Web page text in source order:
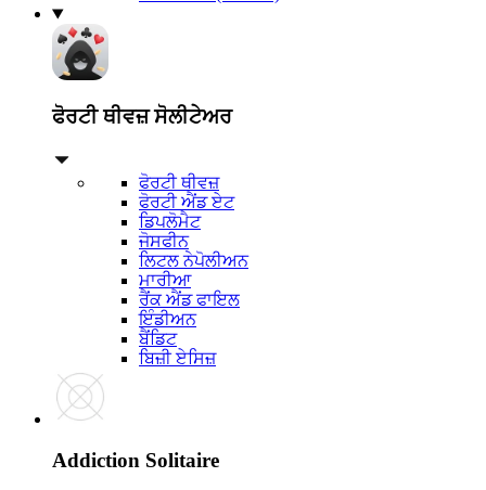
ਫੋਰਟੀ ਥੀਵਜ਼ ਸੋਲੀਟੇਅਰ
ਫੋਰਟੀ ਥੀਵਜ਼
ਫੋਰਟੀ ਐਂਡ ਏਟ
ਡਿਪਲੋਮੈਟ
ਜੋਸਫੀਨ
ਲਿਟਲ ਨੇਪੋਲੀਅਨ
ਮਾਰੀਆ
ਰੈਂਕ ਐਂਡ ਫਾਇਲ
ਇੰਡੀਅਨ
ਬੈਂਡਿਟ
ਬਿਜ਼ੀ ਏਸਿਜ਼
Addiction Solitaire